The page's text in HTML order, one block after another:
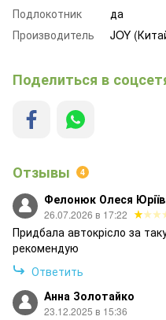
Подлокотник
да
Производитель
JOY
Поделиться в
Отзывы 4
Фелонюк Олеся
26.07.2026 в 17:22
Придбала автокрісло за
рекомендую
Ответить
Анна Золотайко
23.12.2025 в 15:36